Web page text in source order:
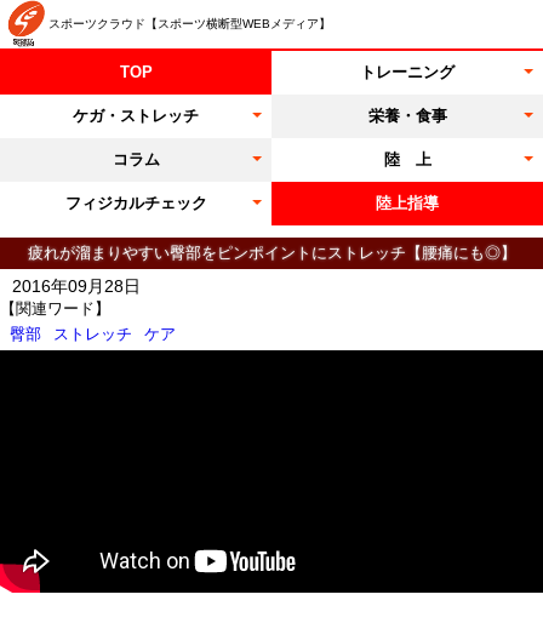
スポーツクラウド【スポーツ横断型WEBメディア】
TOP トレーニング
ケガ・ストレッチ 栄養・食事
コラム 陸 上
フィジカルチェック 陸上指導
疲れが溜まりやすい臀部をピンポイントにストレッチ【腰痛にも◎】
【関連ワード】
臀部
ストレッチ ケア
2016年09月28日